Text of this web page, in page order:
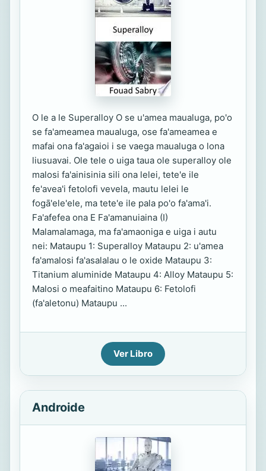
O le a le Superalloy O se u'amea maualuga, po'o
se fa'ameamea maualuga, ose fa'ameamea e
mafai ona fa'agaioi i se vaega maualuga o lona
liusuavai. Ole tele o uiga taua ole superalloy ole
malosi fa'ainisinia sili ona lelei, tete'e ile
fe'avea'i fetolofi vevela, mautu lelei le
fogā'ele'ele, ma tete'e ile pala po'o fa'ama'i.
Fa'afefea ona E Fa'amanuiaina (I)
Malamalamaga, ma fa'amaoniga e uiga i autu
nei: Mataupu 1: Superalloy Mataupu 2: u'amea
fa'amalosi fa'asalalau o le oxide Mataupu 3:
Titanium aluminide Mataupu 4: Alloy Mataupu 5:
Malosi o meafaitino Mataupu 6: Fetolofi
(fa'aletonu) Mataupu ...
Ver Libro
Androide